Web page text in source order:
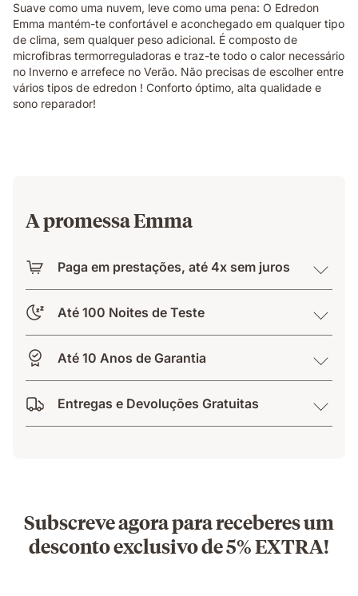
Suave como uma nuvem, leve como uma pena: O Edredon
Emma mantém-te confortável e aconchegado em qualquer tipo
de clima, sem qualquer peso adicional. É composto de
microfibras termorreguladoras e traz-te todo o calor necessário
no Inverno e arrefece no Verão. Não precisas de escolher entre
vários tipos de edredon ! Conforto óptimo, alta qualidade e
sono reparador!
A promessa Emma
Paga em prestações, até 4x sem juros
Até 100 Noites de Teste
Até 10 Anos de Garantia
Entregas e Devoluções Gratuitas
Subscreve agora para receberes um
desconto exclusivo de 5% EXTRA!